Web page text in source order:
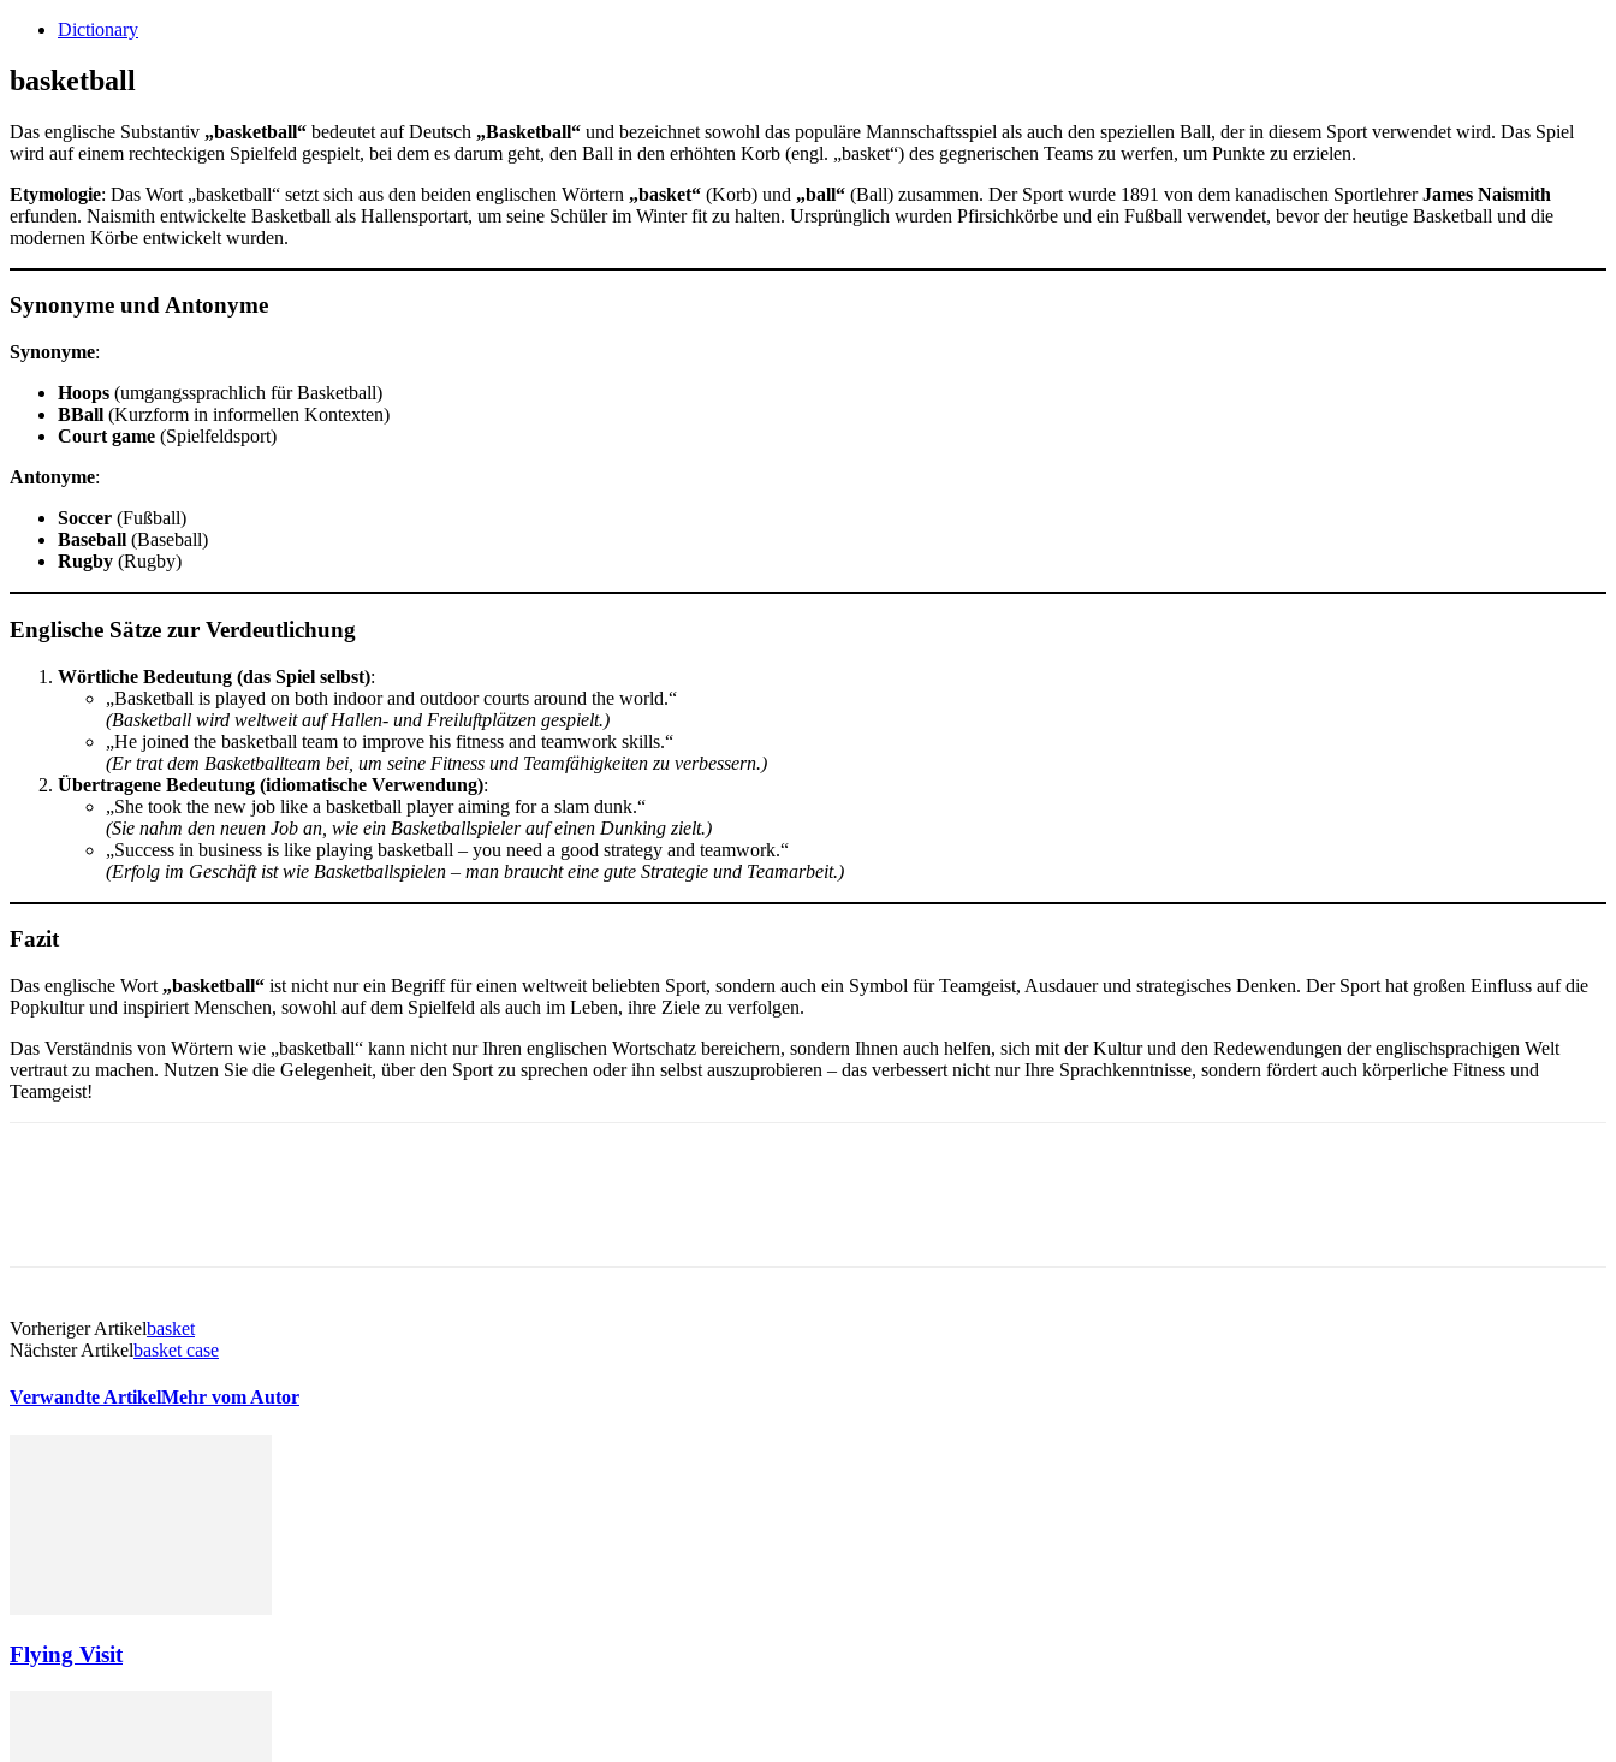
Dictionary
basketball
Das englische Substantiv „basketball“ bedeutet auf Deutsch „Basketball“ und bezeichnet sowohl das populäre Mannschaftsspiel als auch den speziellen Ball, der in diesem Sport verwendet wird. Das Spiel
wird auf einem rechteckigen Spielfeld gespielt, bei dem es darum geht, den Ball in den erhöhten Korb (engl. „basket“) des gegnerischen Teams zu werfen, um Punkte zu erzielen.
Etymologie: Das Wort „basketball“ setzt sich aus den beiden englischen Wörtern „basket“ (Korb) und „ball“ (Ball) zusammen. Der Sport wurde 1891 von dem kanadischen SportlehrerJames Naismith
erfunden. Naismith entwickelte Basketball als Hallensportart, um seine Schüler im Winter fit zu halten. Ursprünglich wurden Pfirsichkörbe und ein Fußball verwendet, bevor der heutige Basketball und die
modernen Körbe entwickelt wurden.
Synonyme und Antonyme
Synonyme:
Hoops (umgangssprachlich für Basketball)
BBall (Kurzform in informellen Kontexten)
Court game (Spielfeldsport)
Antonyme:
Soccer (Fußball)
Baseball (Baseball)
Rugby (Rugby)
Englische Sätze zur Verdeutlichung
Wörtliche Bedeutung (das Spiel selbst):
„Basketball is played on both indoor and outdoor courts around the world.“
(Basketball wird weltweit auf Hallen- und Freiluftplätzen gespielt.)
„He joined the basketball team to improve his fitness and teamwork skills.“
(Er trat dem Basketballteam bei, um seine Fitness und Teamfähigkeiten zu verbessern.)
Übertragene Bedeutung (idiomatische Verwendung):
„She took the new job like a basketball player aiming for a slam dunk.“
(Sie nahm den neuen Job an, wie ein Basketballspieler auf einen Dunking zielt.)
„Success in business is like playing basketball – you need a good strategy and teamwork.“
(Erfolg im Geschäft ist wie Basketballspielen – man braucht eine gute Strategie und Teamarbeit.)
Fazit
Das englische Wort „basketball“ ist nicht nur ein Begriff für einen weltweit beliebten Sport, sondern auch ein Symbol für Teamgeist, Ausdauer und strategisches Denken. Der Sport hat großen Einfluss auf die
Popkultur und inspiriert Menschen, sowohl auf dem Spielfeld als auch im Leben, ihre Ziele zu verfolgen.
Das Verständnis von Wörtern wie „basketball“ kann nicht nur Ihren englischen Wortschatz bereichern, sondern Ihnen auch helfen, sich mit der Kultur und den Redewendungen der englischsprachigen Welt
vertraut zu machen. Nutzen Sie die Gelegenheit, über den Sport zu sprechen oder ihn selbst auszuprobieren – das verbessert nicht nur Ihre Sprachkenntnisse, sondern fördert auch körperliche Fitness und
Teamgeist!
Vorheriger Artikelbasket
Nächster Artikelbasket case
Verwandte ArtikelMehr vom Autor
Flying Visit